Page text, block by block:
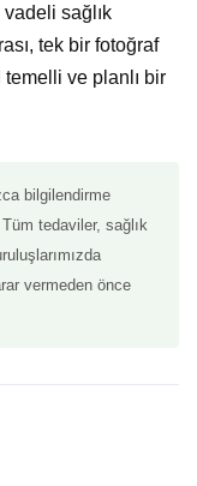
vadeli sağlık
tek bir fotoğraf
ve planlı bir
bilgilendirme
tedaviler, sağlık
vermeden önce